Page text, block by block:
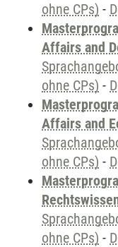
ohne CPs) -
Affairs and
ohne CPs) -
Affairs and
ohne CPs) -
ohne CPs) -